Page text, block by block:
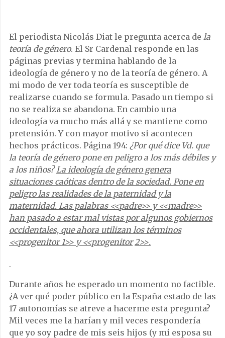
El periodista Nicolás Diat le pregunta acerca de la
teoría de género. El Sr Cardenal responde en las
páginas previas y termina hablando de la
ideología de género y no de la teoría de género. A
mi modo de ver toda teoría es susceptible de
realizarse cuando se formula. Pasado un tiempo si
no se realiza se abandona. En cambio una
ideología va mucho más allá y se mantiene como
pretensión. Y con mayor motivo si acontecen
hechos prácticos. Página 194: ¿Por qué dice Vd. que
la teoría de género pone en peligro a los más débiles y
a los niños? La ideología de género genera
situaciones caóticas dentro de la sociedad. Pone en
peligro las realidades de la paternidad y la
maternidad. Las palabras <<padre>> y<<madre>>
han pasado a estar mal vistas por algunos gobiernos
occidentales, que ahora utilizan los términos
<<progenitor 1>> y<<progenitor 2>>.
Durante años he esperado un momento no factible.
¿A ver qué poder público en la España estado de las
17 autonomías se atreve a hacerme esta pregunta?
Mil veces me la harían y mil veces respondería
que yo soy padre de mis seis hijos (y mi esposa su